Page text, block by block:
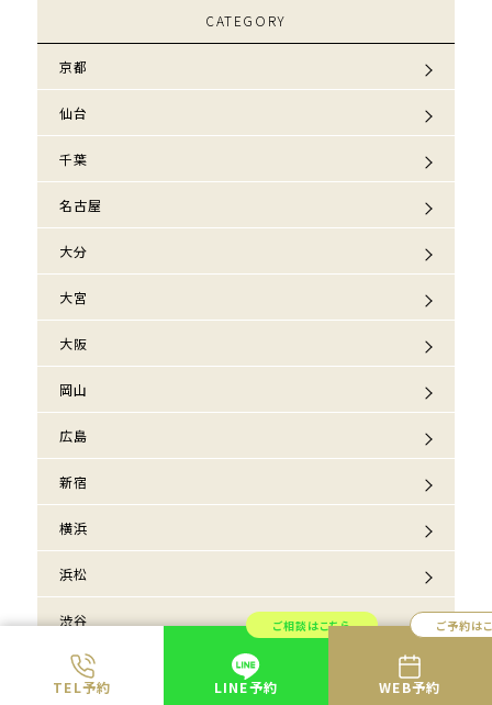
TEL予約
ご相談はこちら
LINE予約
ご予約は
WEB予約
CATEGORY
京都
仙台
千葉
名古屋
大分
大宮
大阪
岡山
広島
新宿
横浜
浜松
渋谷
熊本